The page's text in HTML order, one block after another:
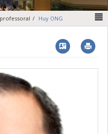
Huy ONG
Vcard